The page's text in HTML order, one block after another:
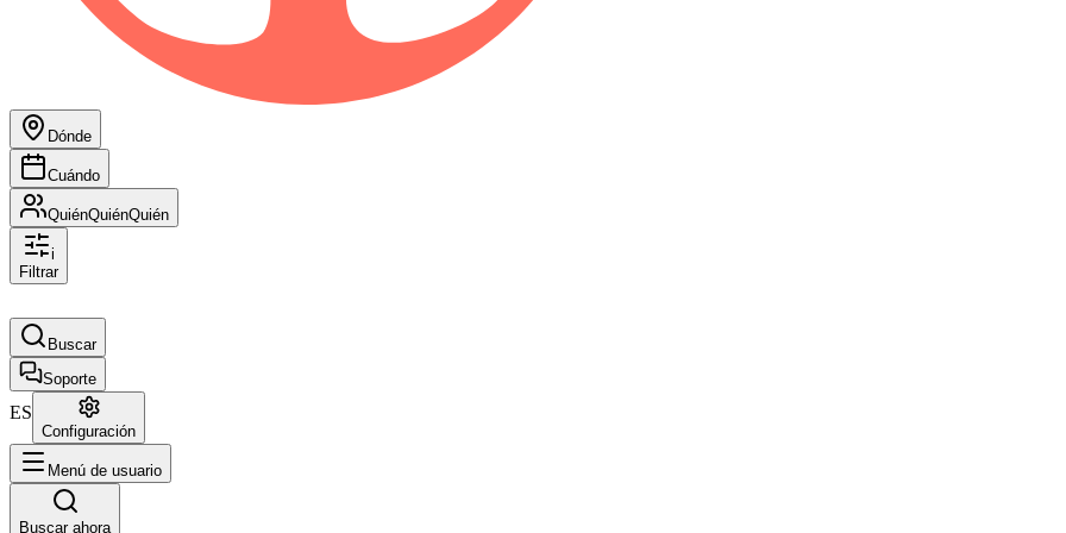
Dónde
Cuándo
QuiénQuiénQuién
i
Filtrar
Buscar
Soporte
ES
Configuración
Menú de usuario
Buscar ahora